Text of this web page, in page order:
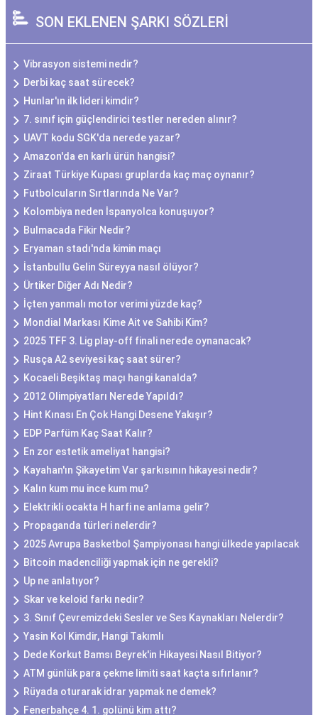
SON EKLENEN ŞARKI SÖZLERİ
Vibrasyon sistemi nedir?
Derbi kaç saat sürecek?
Hunlar'ın ilk lideri kimdir?
7. sınıf için güçlendirici testler nereden alınır?
UAVT kodu SGK'da nerede yazar?
Amazon'da en karlı ürün hangisi?
Ziraat Türkiye Kupası gruplarda kaç maç oynanır?
Futbolcuların Sırtlarında Ne Var?
Kolombiya neden İspanyolca konuşuyor?
Bulmacada Fikir Nedir?
Eryaman stadı'nda kimin maçı
İstanbullu Gelin Süreyya nasıl ölüyor?
Ürtiker Diğer Adı Nedir?
İçten yanmalı motor verimi yüzde kaç?
Mondial Markası Kime Ait ve Sahibi Kim?
2025 TFF 3. Lig play-off finali nerede oynanacak?
Rusça A2 seviyesi kaç saat sürer?
Kocaeli Beşiktaş maçı hangi kanalda?
2012 Olimpiyatları Nerede Yapıldı?
Hint Kınası En Çok Hangi Desene Yakışır?
EDP Parfüm Kaç Saat Kalır?
En zor estetik ameliyat hangisi?
Kayahan'ın Şikayetim Var şarkısının hikayesi nedir?
Kalın kum mu ince kum mu?
Elektrikli ocakta H harfi ne anlama gelir?
Propaganda türleri nelerdir?
2025 Avrupa Basketbol Şampiyonası hangi ülkede yapılacak
Bitcoin madenciliği yapmak için ne gerekli?
Up ne anlatıyor?
Skar ve keloid farkı nedir?
3. Sınıf Çevremizdeki Sesler ve Ses Kaynakları Nelerdir?
Yasin Kol Kimdir, Hangi Takımlı
Dede Korkut Bamsı Beyrek'in Hikayesi Nasıl Bitiyor?
ATM günlük para çekme limiti saat kaçta sıfırlanır?
Rüyada oturarak idrar yapmak ne demek?
Fenerbahçe 4. 1. golünü kim attı?